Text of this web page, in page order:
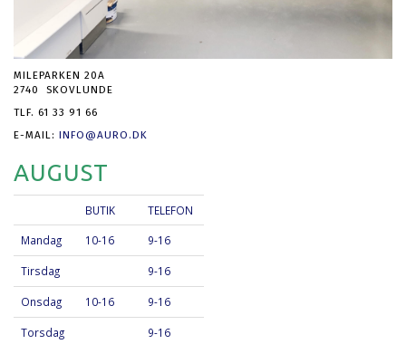
MILEPARKEN 20A
2740 SKOVLUNDE
TLF. 61 33 91 66
E-MAIL: INFO@AURO.DK
AUGUST
BUTIK TELEFON
Mandag 10-16 9-16
Tirsdag 9-16
Onsdag 10-16 9-16
Torsdag 9-16